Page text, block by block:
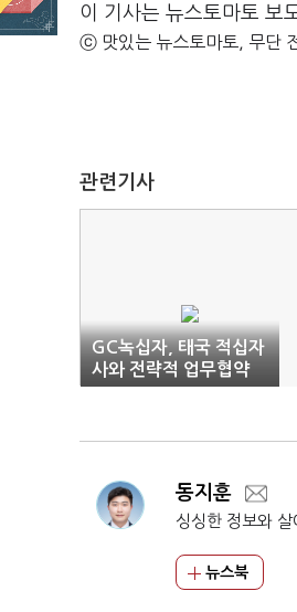
이 기사는 뉴스토마토 보
ⓒ 맛있는 뉴스토마토, 무단
관련기사
GC녹십자, 태국 적십자
사와 전략적 업무협약
체결
동지훈
싱싱한 정보와
뉴스북